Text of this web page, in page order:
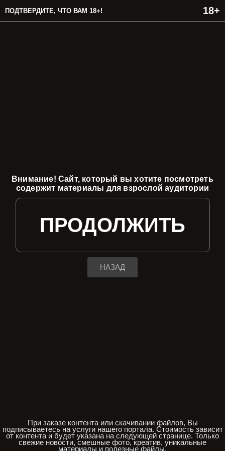
ПОДТВЕРДИТЕ, ЧТО ВАМ 18+!
Внимание! Сайт, который вы хотите посмотреть
содержит материалы для взрослой аудитории
ПРОДОЛЖИТЬ
НАЗАД
При заказе контента или скачивании файлов, Вы
подписываетесь на услуги нашего портала. Стоимость зависит
от контента и будет указана на следующей странице. Только
свежие новости, смешные фото, креатив, уникальные
материалы и полезные файлы.